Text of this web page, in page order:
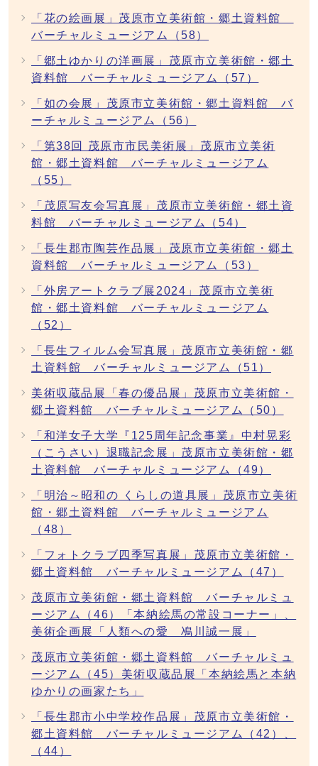
「花の絵画展」茂原市立美術館・郷土資料館
バーチャルミュージアム（58）
「郷土ゆかりの洋画展」茂原市立美術館・郷土
資料館 バーチャルミュージアム（57）
「如の会展」茂原市立美術館・郷土資料館 バ
ーチャルミュージアム（56）
「第38回 茂原市市民美術展」茂原市立美術
館・郷土資料館 バーチャルミュージアム
（55）
「茂原写友会写真展」茂原市立美術館・郷土資
料館 バーチャルミュージアム（54）
「長生郡市陶芸作品展」茂原市立美術館・郷土
資料館 バーチャルミュージアム（53）
「外房アートクラブ展2024」茂原市立美術
館・郷土資料館 バーチャルミュージアム
（52）
「長生フィルム会写真展」茂原市立美術館・郷
土資料館 バーチャルミュージアム（51）
美術収蔵品展「春の優品展」茂原市立美術館・
郷土資料館 バーチャルミュージアム（50）
「和洋女子大学『125周年記念事業』中村晃彩
（こうさい）退職記念展」茂原市立美術館・郷
土資料館 バーチャルミュージアム（49）
「明治～昭和の くらしの道具展」茂原市立美術
館・郷土資料館 バーチャルミュージアム
（48）
「フォトクラブ四季写真展」茂原市立美術館・
郷土資料館 バーチャルミュージアム（47）
茂原市立美術館・郷土資料館 バーチャルミュ
ージアム（46）「本納絵馬の常設コーナー」、
美術企画展「人類への愛 鳰川誠一展」
茂原市立美術館・郷土資料館 バーチャルミュ
ージアム（45）美術収蔵品展「本納絵馬と本納
ゆかりの画家たち」
「長生郡市小中学校作品展」茂原市立美術館・
郷土資料館 バーチャルミュージアム（42）、
（44）